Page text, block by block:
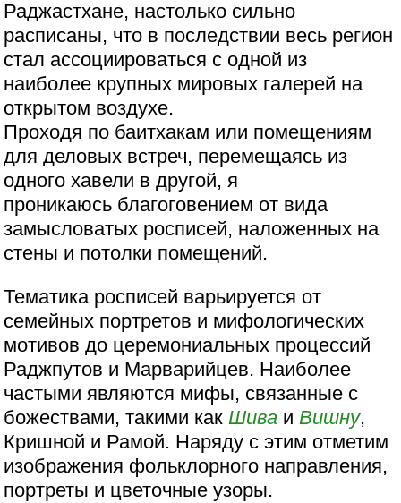
Раджастхане, настолько сильно
расписаны, что в последствии весь регион
стал ассоциироваться с одной из
наиболее крупных мировых галерей на
открытом воздухе.
Проходя по баитхакам или помещениям
для деловых встреч, перемещаясь из
одного хавели в другой, я
проникаюсь благоговением от вида
замысловатых росписей, наложенных на
стены и потолки помещений.
Тематика росписей варьируется от
семейных портретов и мифологических
мотивов до церемониальных процессий
Раджпутов и Марварийцев. Наиболее
частыми являются мифы, связанные с
божествами, такими какШива иВишну,
Кришной и Рамой. Наряду с этим отметим
изображения фольклорного направления,
портреты и цветочные узоры.